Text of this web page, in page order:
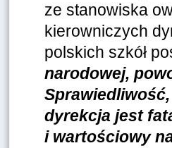
ze stanowiska
kierowniczych
polskich szkół
narodowej,
dyrekcja jest
i wartościowy